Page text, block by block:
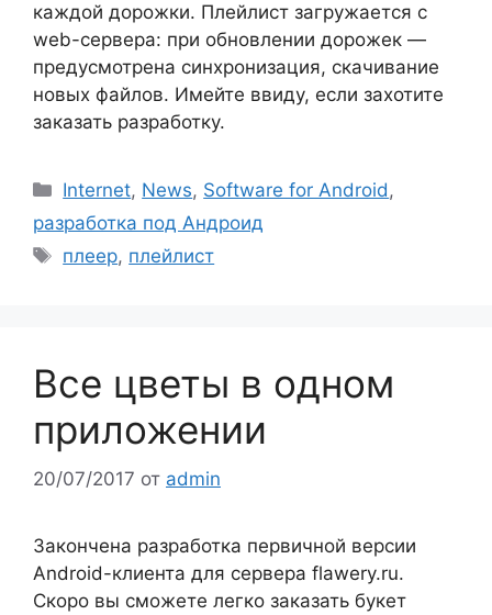
каждой дорожки. Плейлист загружается с
web-сервера: при обновлении дорожек —
предусмотрена синхронизация, скачивание
новых файлов. Имейте ввиду, если захотите
заказать разработку.
Рубрики
Internet, News, Software for Android,
разработка под Андроид
Метки
плеер, плейлист
Все цветы в одном
приложении
20/07/2017 от admin
Закончена разработка первичной версии
Android-клиента для сервера flawery.ru.
Скоро вы сможете легко заказать букет